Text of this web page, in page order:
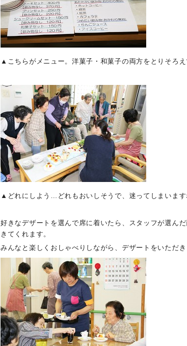
▲こちらがメニュー。洋菓子・和菓子の両方をとりそろえ
▲どれにしよう…どれもおいしそうで、迷ってしまいます
好きなデザートを選んで席に着いたら、スタッフが選ん
きてくれます。
みんなと楽しくおしゃべりしながら、デザートをいただ